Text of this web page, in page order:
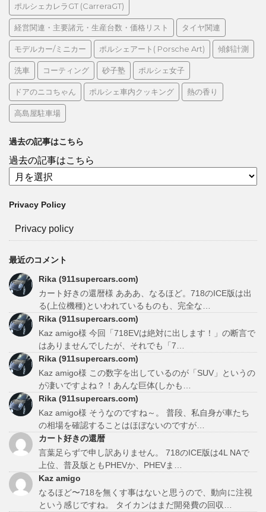
ポルシェカレラGT (CarreraGT)
経営関連・主要諸元・生産台数・価格リスト タイヤ関連
モデルカー/ミニカー ポルシェアート( Porsche Art) 傾斜計測
洗車 コーティング 砂子塾 ポルシェ女子
ドアのニコちゃん ポルシェ車内クッキング 熱の香り
高島屋駐車場
過去の記事はこちら
過去の記事はこちら
Privacy Policy
Privacy policy
最近のコメント
Rika (911supercars.com)
カート好きの還暦様 あああ、なるほど。718のICE版は出
る(上位機種)といわれているものも、完全な…
Rika (911supercars.com)
Kaz amigo様 今回「718EVは絶対に出します！」の断言で
はありませんでしたが、それでも「7…
Rika (911supercars.com)
Kaz amigo様 この数字を出しているのが「SUV」というの
が凄いですよね？！あんな巨体(しかも…
Rika (911supercars.com)
Kaz amigo様 そうなのですね～。 普段、私自身が車たち
の相場を確認することはほぼないのですが…
カート好きの還暦
言葉足らずで申し訳ありません。 718のICE版は4L NAで
上位、普及版ともPHEVか、PHEVま…
Kaz amigo
なるほど〜718を無くす事はないと思うので、動向に注視
という感じですね。 タイカンはまだ開発費の回収…